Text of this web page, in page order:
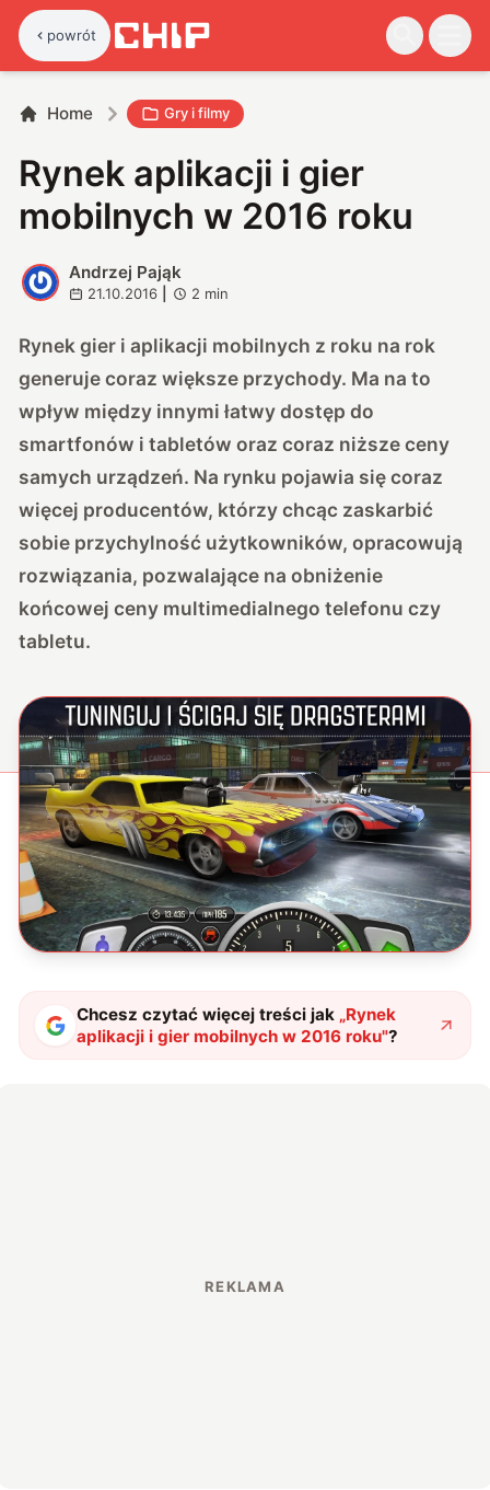
powrót
Home Gry i filmy
Rynek aplikacji i gier
mobilnych w 2016 roku
A
Andrzej Pająk
21.10.2016 2 min
Rynek gier i aplikacji mobilnych z roku na rok
generuje coraz większe przychody. Ma na to
wpływ między innymi łatwy dostęp do
smartfonów i tabletów oraz coraz niższe ceny
samych urządzeń. Na rynku pojawia się coraz
więcej producentów, którzy chcąc zaskarbić
sobie przychylność użytkowników, opracowują
rozwiązania, pozwalające na obniżenie
końcowej ceny multimedialnego telefonu czy
tabletu.
Chcesz czytać więcej treści jak „Rynek
aplikacji i gier mobilnych w 2016 roku"?